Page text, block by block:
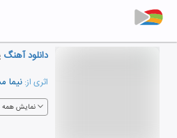
دانلود آهنگ
اثری از: نیما
نمایش همه